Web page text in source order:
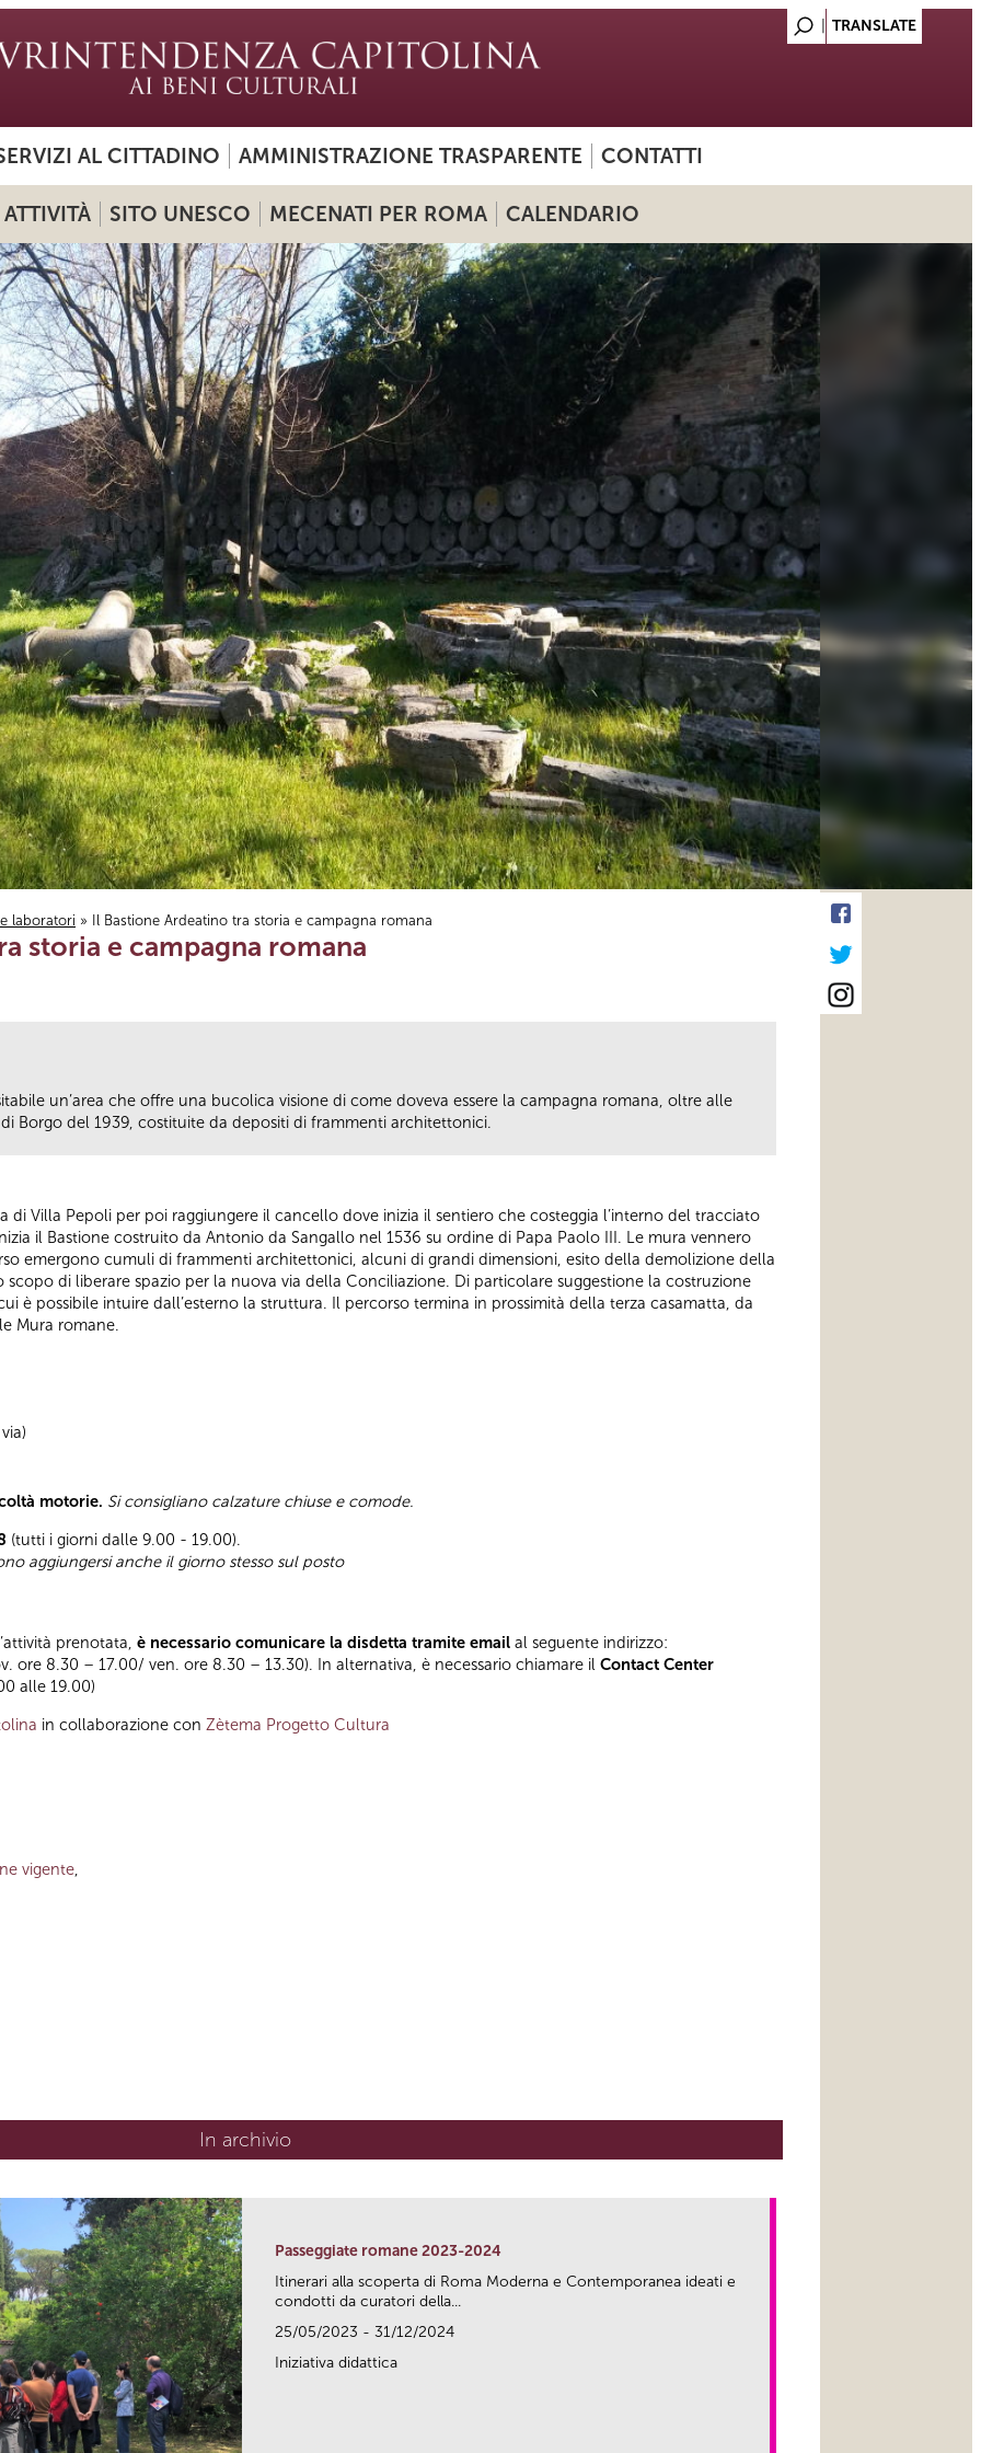
AL CITTADINO AMMINISTRAZIONE TRASPARENTE CONTATTI
ATTIVITÀ SITO UNESCO MECENATI PER ROMA CALENDARIO
laboratori » Il Bastione Ardeatino tra storia e campagna romana
storia e campagna romana
un’area che offre una bucolica visione di come doveva essere la campagna romana, oltre alle
Borgo del 1939, costituite da depositi di frammenti architettonici.
di Villa Pepoli per poi raggiungere il cancello dove inizia il sentiero che costeggia l’interno del tracciato
il Bastione costruito da Antonio da Sangallo nel 1536 su ordine di Papa Paolo III. Le mura vennero
emergono cumuli di frammenti architettonici, alcuni di grandi dimensioni, esito della demolizione della
di liberare spazio per la nuova via della Conciliazione. Di particolare suggestione la costruzione
è possibile intuire dall’esterno la struttura. Il percorso termina in prossimità della terza casamatta, da
Mura romane.
motorie. Si consigliano calzature chiuse e comode.
(tutti i giorni dalle 9.00 - 19.00).
aggiungersi anche il giorno stesso sul posto
prenotata, è necessario comunicare la disdetta tramite email al seguente indirizzo:
ore 8.30 – 17.00/ ven. ore 8.30 – 13.30). In alternativa, è necessario chiamare il Contact Center
alle 19.00)
in collaborazione con Zètema Progetto Cultura
vigente,
In archivio
Passeggiate romane 2023-2024
Itinerari alla scoperta di Roma Moderna e Contemporanea ideati e
condotti da curatori della...
25/05/2023 - 31/12/2024
Iniziativa didattica